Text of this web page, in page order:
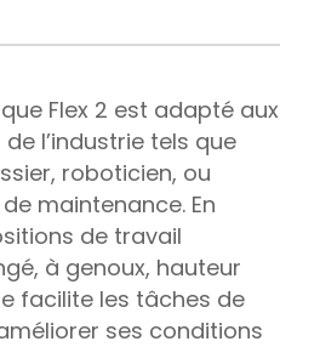
Flex 2 est adapté aux
l’industrie tels que
roboticien, ou
maintenance. En
de travail
à genoux, hauteur
facilite les tâches de
ses conditions